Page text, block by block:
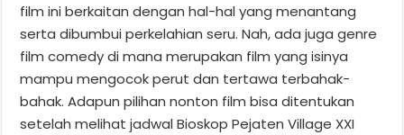
film ini berkaitan dengan hal-hal yang menantang
serta dibumbui perkelahian seru. Nah, ada juga genre
film comedy di mana merupakan film yang isinya
mampu mengocok perut dan tertawa terbahak-
bahak. Adapun pilihan nonton film bisa ditentukan
setelah melihat jadwal Bioskop Pejaten Village XXI